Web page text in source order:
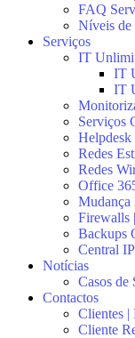
FAQ
Níveis
Serviços
IT
IT
IT
Serviços
Redes
Redes
Office
Mudança
Firewalls
Backups
Central
Notícias
Casos de
Contactos
Clientes |
Cliente